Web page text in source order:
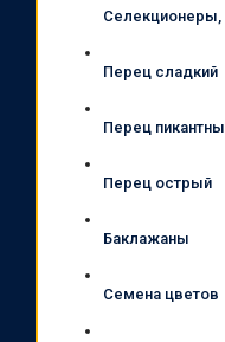
Селекционеры,
Перец сладкий
Перец
Перец острый
Баклажаны
Семена цветов